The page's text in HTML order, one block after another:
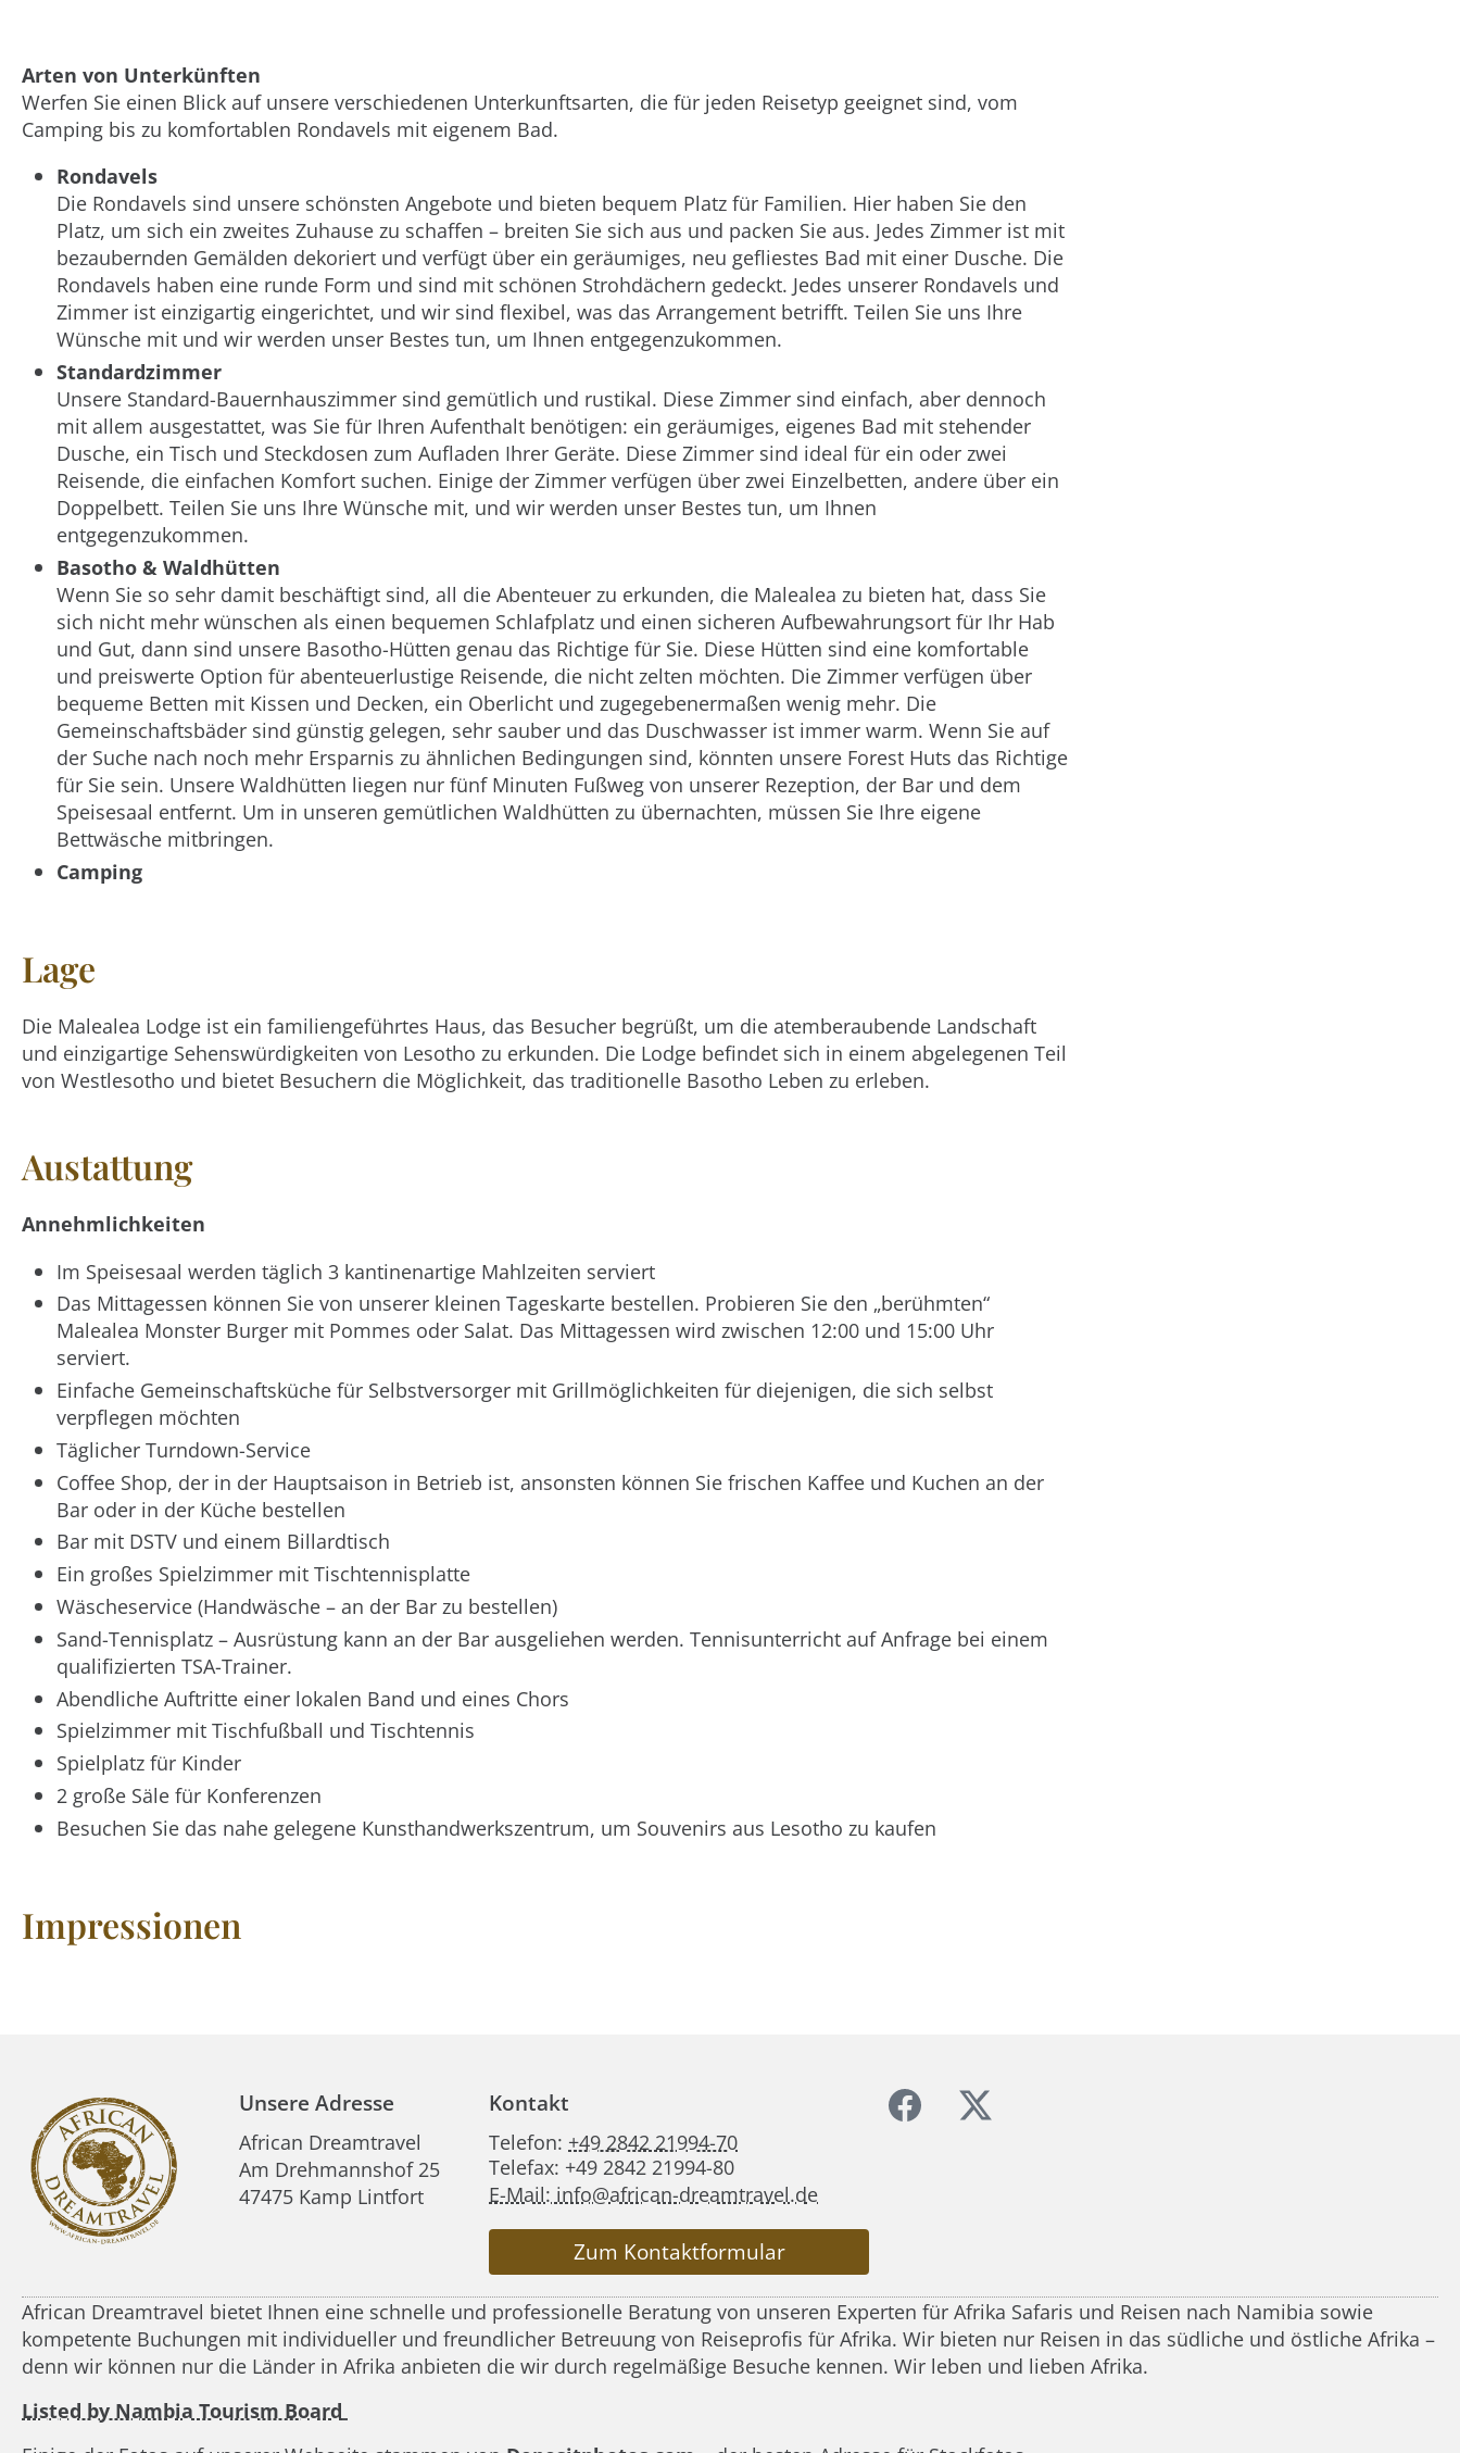
Arten von Unterkünften
Werfen Sie einen Blick auf unsere verschiedenen Unterkunftsarten, die für jeden Reisetyp geeignet sind, vom
Camping bis zu komfortablen Rondavels mit eigenem Bad.
Rondavels
Die Rondavels sind unsere schönsten Angebote und bieten bequem Platz für Familien. Hier haben Sie den
Platz, um sich ein zweites Zuhause zu schaffen – breiten Sie sich aus und packen Sie aus. Jedes Zimmer ist mit
bezaubernden Gemälden dekoriert und verfügt über ein geräumiges, neu gefliestes Bad mit einer Dusche. Die
Rondavels haben eine runde Form und sind mit schönen Strohdächern gedeckt. Jedes unserer Rondavels und
Zimmer ist einzigartig eingerichtet, und wir sind flexibel, was das Arrangement betrifft. Teilen Sie uns Ihre
Wünsche mit und wir werden unser Bestes tun, um Ihnen entgegenzukommen.
Standardzimmer
Unsere Standard-Bauernhauszimmer sind gemütlich und rustikal. Diese Zimmer sind einfach, aber dennoch
mit allem ausgestattet, was Sie für Ihren Aufenthalt benötigen: ein geräumiges, eigenes Bad mit stehender
Dusche, ein Tisch und Steckdosen zum Aufladen Ihrer Geräte. Diese Zimmer sind ideal für ein oder zwei
Reisende, die einfachen Komfort suchen. Einige der Zimmer verfügen über zwei Einzelbetten, andere über ein
Doppelbett. Teilen Sie uns Ihre Wünsche mit, und wir werden unser Bestes tun, um Ihnen
entgegenzukommen.
Basotho & Waldhütten
Wenn Sie so sehr damit beschäftigt sind, all die Abenteuer zu erkunden, die Malealea zu bieten hat, dass Sie
sich nicht mehr wünschen als einen bequemen Schlafplatz und einen sicheren Aufbewahrungsort für Ihr Hab
und Gut, dann sind unsere Basotho-Hütten genau das Richtige für Sie. Diese Hütten sind eine komfortable
und preiswerte Option für abenteuerlustige Reisende, die nicht zelten möchten. Die Zimmer verfügen über
bequeme Betten mit Kissen und Decken, ein Oberlicht und zugegebenermaßen wenig mehr. Die
Gemeinschaftsbäder sind günstig gelegen, sehr sauber und das Duschwasser ist immer warm. Wenn Sie auf
der Suche nach noch mehr Ersparnis zu ähnlichen Bedingungen sind, könnten unsere Forest Huts das Richtige
für Sie sein. Unsere Waldhütten liegen nur fünf Minuten Fußweg von unserer Rezeption, der Bar und dem
Speisesaal entfernt. Um in unseren gemütlichen Waldhütten zu übernachten, müssen Sie Ihre eigene
Bettwäsche mitbringen.
Camping
Lage
Die Malealea Lodge ist ein familiengeführtes Haus, das Besucher begrüßt, um die atemberaubende Landschaft
und einzigartige Sehenswürdigkeiten von Lesotho zu erkunden. Die Lodge befindet sich in einem abgelegenen Teil
von Westlesotho und bietet Besuchern die Möglichkeit, das traditionelle Basotho Leben zu erleben.
Austattung
Annehmlichkeiten
Im Speisesaal werden täglich 3 kantinenartige Mahlzeiten serviert
Das Mittagessen können Sie von unserer kleinen Tageskarte bestellen. Probieren Sie den „berühmten“
Malealea Monster Burger mit Pommes oder Salat. Das Mittagessen wird zwischen 12:00 und 15:00 Uhr
serviert.
Einfache Gemeinschaftsküche für Selbstversorger mit Grillmöglichkeiten für diejenigen, die sich selbst
verpflegen möchten
Täglicher Turndown-Service
Coffee Shop, der in der Hauptsaison in Betrieb ist, ansonsten können Sie frischen Kaffee und Kuchen an der
Bar oder in der Küche bestellen
Bar mit DSTV und einem Billardtisch
Ein großes Spielzimmer mit Tischtennisplatte
Wäscheservice (Handwäsche – an der Bar zu bestellen)
Sand-Tennisplatz – Ausrüstung kann an der Bar ausgeliehen werden. Tennisunterricht auf Anfrage bei einem
qualifizierten TSA-Trainer.
Abendliche Auftritte einer lokalen Band und eines Chors
Spielzimmer mit Tischfußball und Tischtennis
Spielplatz für Kinder
2 große Säle für Konferenzen
Besuchen Sie das nahe gelegene Kunsthandwerkszentrum, um Souvenirs aus Lesotho zu kaufen
Impressionen
Unsere Adresse
African Dreamtravel
Am Drehmannshof 25
47475 Kamp Lintfort
Kontakt
Telefon: +49 2842 21994-70
Telefax: +49 2842 21994-80
E-Mail: info@african-dreamtravel.de
Zum Kontaktformular
African Dreamtravel bietet Ihnen eine schnelle und professionelle Beratung von unseren Experten für Afrika Safaris und Reisen nach Namibia sowie
kompetente Buchungen mit individueller und freundlicher Betreuung von Reiseprofis für Afrika. Wir bieten nur Reisen in das südliche und östliche Afrika –
denn wir können nur die Länder in Afrika anbieten die wir durch regelmäßige Besuche kennen. Wir leben und lieben Afrika.
Listed by Nambia Tourism Board